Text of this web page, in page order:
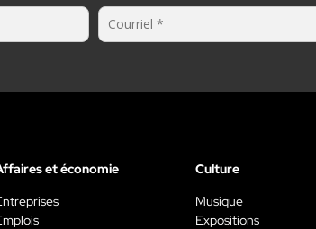
et économie
Culture
Musique
Expositions